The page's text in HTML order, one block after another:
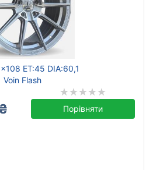
ET:45 DIA:60,1
Voin Flash
Порівняти